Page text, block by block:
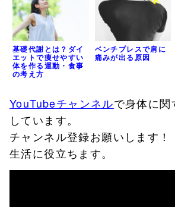
基礎代謝とは？ダイ
エットで痩せやすい
体を作る運動・食事
の考え方
ベンチプレスで肩に
痛みが出る原因
YouTubeチャンネルで身体に
しています。
チャンネル登録お願いします！
生活に役立ちます。